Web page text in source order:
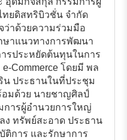
ยดิสทริบิวชั่น จำกัด
ว่าด้วยความร่วมมือ
ษาแนวทางการพัฒนา
รประหยัดต้นทุนในการ
Commerce โดยมี พล
น ประธานในที่ประชุม
มด้วย นายชาญศิลป์
ารผู้อำนวยการใหญ่
ง ทรัพย์สะอาด ประธาน
ติการ และรักษาการ